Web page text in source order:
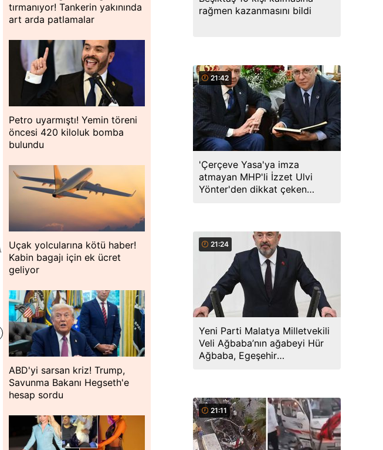
tırmanıyor! Tankerin yakınında
art arda patlamalar
Petro uyarmıştı! Yemin töreni
öncesi 420 kiloluk bomba
bulundu
Uçak yolcularına kötü haber!
Kabin bagajı için ek ücret
geliyor
ABD'yi sarsan kriz! Trump,
Savunma Bakanı Hegseth'e
hesap sordu
rağmen kazanmasını bildi
21:42
'Çerçeve Yasa'ya imza
atmayan MHP'li İzzet Ulvi
Yönter'den dikkat çeken
21:24
Yeni Parti Malatya Milletvekili
Veli Ağbaba’nın ağabeyi Hür
Ağbaba, Egeşehir
21:11